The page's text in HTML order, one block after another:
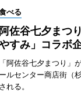
べる
阿佐谷七夕まつ
すみ」コラボ
「阿佐谷七夕まつり」
ールセンター商店街（
される。